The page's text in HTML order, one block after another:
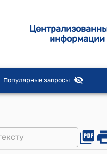
информации
Популярные запросы